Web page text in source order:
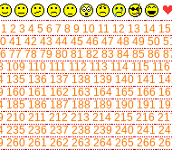
1 2 3 4 5 6 7 8 9 10 11 12 13 14 15
41 42 43 44 45 46 47 48 49 50
77 78 79 80 81 82 83 84 85 86
109 110 111 112 113 114 115 116
135 136 137 138 139 140 141
160 161 162 163 164 165 166
185 186 187 188 189 190 191
210 211 212 213 214 215 216
235 236 237 238 239 240 241
260 261 262 263 264 265 266